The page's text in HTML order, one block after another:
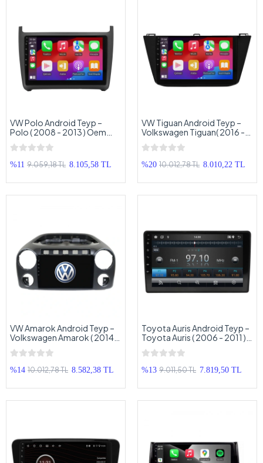
VW Polo Android Teyp –
Polo ( 2008 - 2013 ) Oem
Android Multimedya – VW
Polo Android Double Teyp
%11 9.059,18 TL 8.105,58 TL
VW Tiguan Android Teyp –
Volkswagen Tiguan( 2016 -
2023 ) Oem Android
Multimedya – VW Tiguan
Android Double Teyp
%20 10.012,78 TL 8.010,22 TL
VW Amarok Android Teyp –
Volkswagen Amarok ( 2014+
) Oem Android Multimedya –
VW Amarok Android OEM
Double Teyp
%14 10.012,78 TL 8.582,38 TL
Toyota Auris Android Teyp –
Toyota Auris ( 2006 - 2011 )
Oem Android Multimedya –
Toyota Auris Android OEM
Double Teyp
%13 9.011,50 TL 7.819,50 TL